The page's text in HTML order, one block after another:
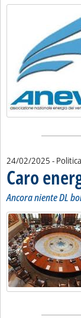
24/02/2025 -
Caro
Ancora niente DL